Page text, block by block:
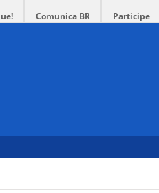
Comunica BR Participe